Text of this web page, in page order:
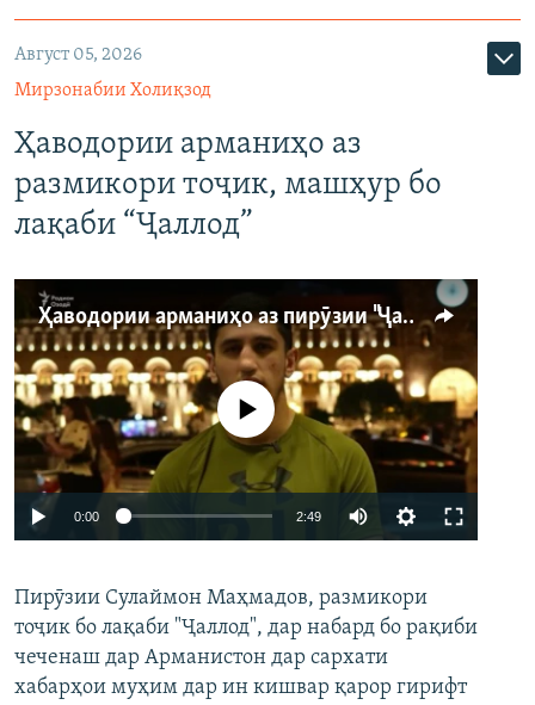
Август 05, 2026
Мирзонабии Холиқзод
Ҳаводории арманиҳо аз
размикори тоҷик, машҳур бо
лақаби “Ҷаллод”
Ҳаводории арманиҳо аз пирӯзии "Ҷаллод"-и тоҷик
Auto 240p 360p 480p
720p 1080p
Феълан кор намекунад
0:00 2:49
360p
480p
Пирӯзии Сулаймон Маҳмадов, размикори
тоҷик бо лақаби "Ҷаллод", дар набард бо рақиби
чеченаш дар Арманистон дар сархати
хабарҳои муҳим дар ин кишвар қарор гирифт